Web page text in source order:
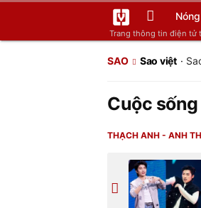
Trang thông tin điện tử
Nóng
SAO Sao việt ·
Cuộc
THẠCH ANH - ANH